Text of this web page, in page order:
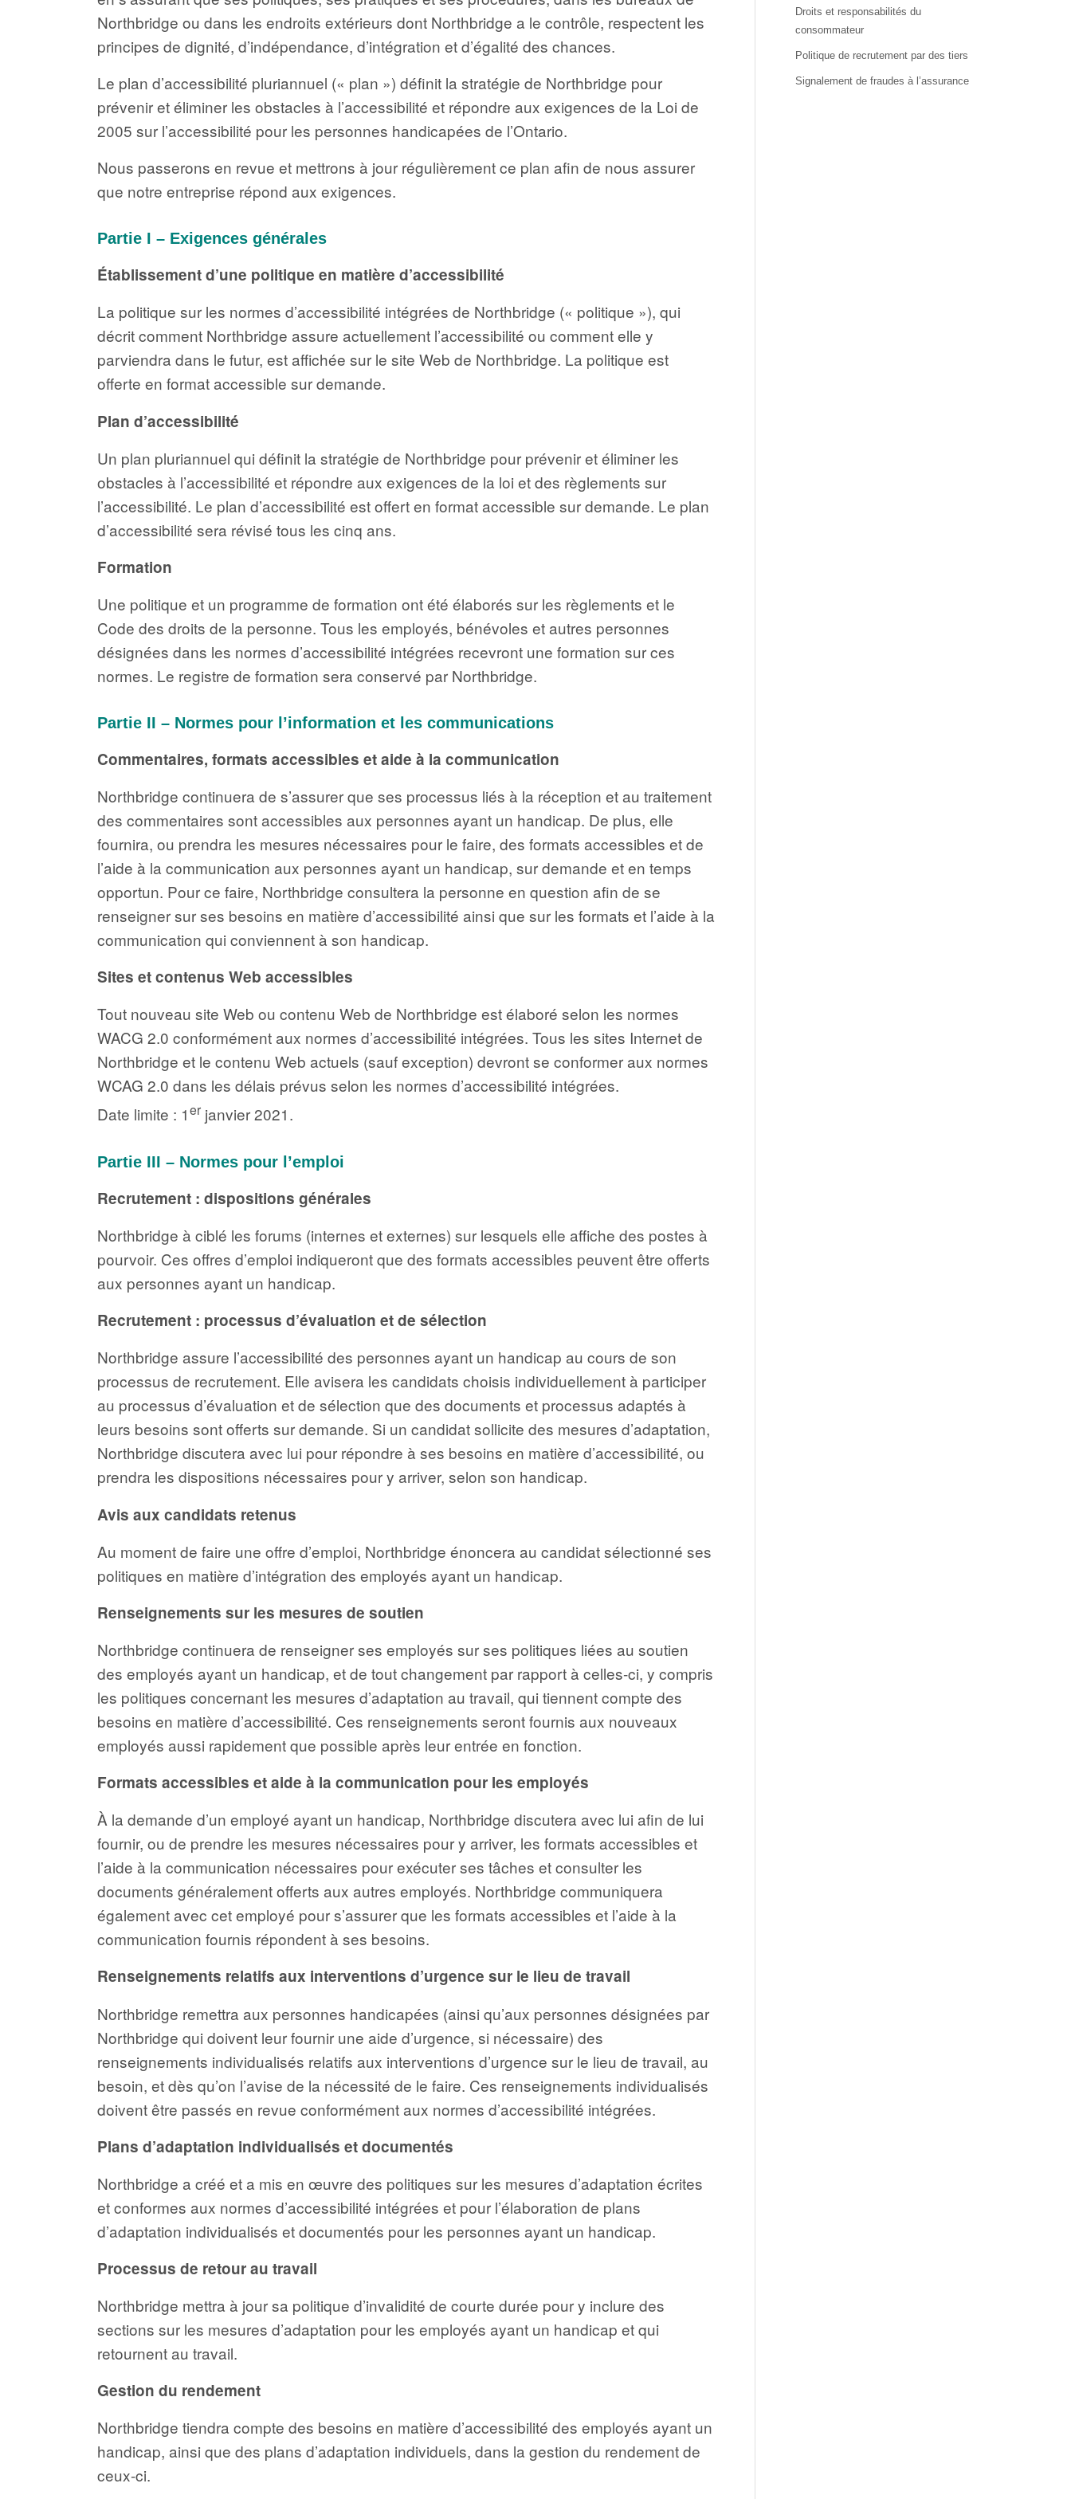
Northbridge ou dans les endroits extérieurs dont Northbridge a le contrôle, respectent les
principes de dignité, d’indépendance, d’intégration et d’égalité des chances.
Le plan d’accessibilité pluriannuel (« plan ») définit la stratégie de Northbridge pour
prévenir et éliminer les obstacles à l’accessibilité et répondre aux exigences de la Loi de
2005 sur l’accessibilité pour les personnes handicapées de l’Ontario.
Nous passerons en revue et mettrons à jour régulièrement ce plan afin de nous assurer
que notre entreprise répond aux exigences.
Partie I – Exigences générales
Établissement d’une politique en matière d’accessibilité
La politique sur les normes d’accessibilité intégrées de Northbridge (« politique »), qui
décrit comment Northbridge assure actuellement l’accessibilité ou comment elle y
parviendra dans le futur, est affichée sur le site Web de Northbridge. La politique est
offerte en format accessible sur demande.
Plan d’accessibilité
Un plan pluriannuel qui définit la stratégie de Northbridge pour prévenir et éliminer les
obstacles à l’accessibilité et répondre aux exigences de la loi et des règlements sur
l’accessibilité. Le plan d’accessibilité est offert en format accessible sur demande. Le plan
d’accessibilité sera révisé tous les cinq ans.
Formation
Une politique et un programme de formation ont été élaborés sur les règlements et le
Code des droits de la personne. Tous les employés, bénévoles et autres personnes
désignées dans les normes d’accessibilité intégrées recevront une formation sur ces
normes. Le registre de formation sera conservé par Northbridge.
Partie II – Normes pour l’information et les communications
Commentaires, formats accessibles et aide à la communication
Northbridge continuera de s’assurer que ses processus liés à la réception et au traitement
des commentaires sont accessibles aux personnes ayant un handicap. De plus, elle
fournira, ou prendra les mesures nécessaires pour le faire, des formats accessibles et de
l’aide à la communication aux personnes ayant un handicap, sur demande et en temps
opportun. Pour ce faire, Northbridge consultera la personne en question afin de se
renseigner sur ses besoins en matière d’accessibilité ainsi que sur les formats et l’aide à la
communication qui conviennent à son handicap.
Sites et contenus Web accessibles
Tout nouveau site Web ou contenu Web de Northbridge est élaboré selon les normes
WACG 2.0 conformément aux normes d’accessibilité intégrées. Tous les sites Internet de
Northbridge et le contenu Web actuels (sauf exception) devront se conformer aux normes
WCAG 2.0 dans les délais prévus selon les normes d’accessibilité intégrées.
Date limite : 1er janvier 2021.
Partie III – Normes pour l’emploi
Recrutement : dispositions générales
Northbridge à ciblé les forums (internes et externes) sur lesquels elle affiche des postes à
pourvoir. Ces offres d’emploi indiqueront que des formats accessibles peuvent être offerts
aux personnes ayant un handicap.
Recrutement : processus d’évaluation et de sélection
Northbridge assure l’accessibilité des personnes ayant un handicap au cours de son
processus de recrutement. Elle avisera les candidats choisis individuellement à participer
au processus d’évaluation et de sélection que des documents et processus adaptés à
leurs besoins sont offerts sur demande. Si un candidat sollicite des mesures d’adaptation,
Northbridge discutera avec lui pour répondre à ses besoins en matière d’accessibilité, ou
prendra les dispositions nécessaires pour y arriver, selon son handicap.
Avis aux candidats retenus
Au moment de faire une offre d’emploi, Northbridge énoncera au candidat sélectionné ses
politiques en matière d’intégration des employés ayant un handicap.
Renseignements sur les mesures de soutien
Northbridge continuera de renseigner ses employés sur ses politiques liées au soutien
des employés ayant un handicap, et de tout changement par rapport à celles-ci, y compris
les politiques concernant les mesures d’adaptation au travail, qui tiennent compte des
besoins en matière d’accessibilité. Ces renseignements seront fournis aux nouveaux
employés aussi rapidement que possible après leur entrée en fonction.
Formats accessibles et aide à la communication pour les employés
À la demande d’un employé ayant un handicap, Northbridge discutera avec lui afin de lui
fournir, ou de prendre les mesures nécessaires pour y arriver, les formats accessibles et
l’aide à la communication nécessaires pour exécuter ses tâches et consulter les
documents généralement offerts aux autres employés. Northbridge communiquera
également avec cet employé pour s’assurer que les formats accessibles et l’aide à la
communication fournis répondent à ses besoins.
Renseignements relatifs aux interventions d’urgence sur le lieu de travail
Northbridge remettra aux personnes handicapées (ainsi qu’aux personnes désignées par
Northbridge qui doivent leur fournir une aide d’urgence, si nécessaire) des
renseignements individualisés relatifs aux interventions d’urgence sur le lieu de travail, au
besoin, et dès qu’on l’avise de la nécessité de le faire. Ces renseignements individualisés
doivent être passés en revue conformément aux normes d’accessibilité intégrées.
Plans d’adaptation individualisés et documentés
Northbridge a créé et a mis en œuvre des politiques sur les mesures d’adaptation écrites
et conformes aux normes d’accessibilité intégrées et pour l’élaboration de plans
d’adaptation individualisés et documentés pour les personnes ayant un handicap.
Processus de retour au travail
Northbridge mettra à jour sa politique d’invalidité de courte durée pour y inclure des
sections sur les mesures d’adaptation pour les employés ayant un handicap et qui
retournent au travail.
Gestion du rendement
Northbridge tiendra compte des besoins en matière d’accessibilité des employés ayant un
handicap, ainsi que des plans d’adaptation individuels, dans la gestion du rendement de
ceux-ci.
Droits et responsabilités du
consommateur
Politique de recrutement par des tiers
Signalement de fraudes à l’assurance